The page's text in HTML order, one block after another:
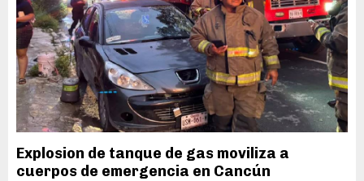
Explosion de tanque de gas moviliza a
cuerpos de emergencia en Cancún